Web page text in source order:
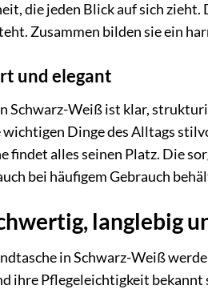
die jeden Blick auf sich
Zusammen bilden sie ein
und elegant
Schwarz-Weiß ist klar,
Dinge des Alltags
findet alles seinen Platz. Die
bei häufigem Gebrauch
langlebig
in Schwarz-Weiß
ihre Pflegeleichtigkeit